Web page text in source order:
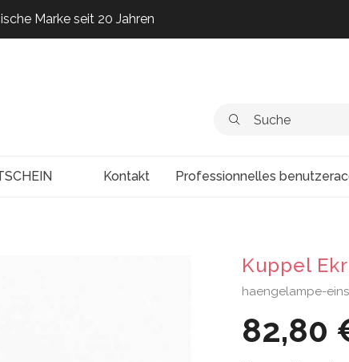
Marke seit 20 Jahren
Marke seit 20 Jahren
Kontakt Professionnelles
Kuppel
haengelampe-
82,80